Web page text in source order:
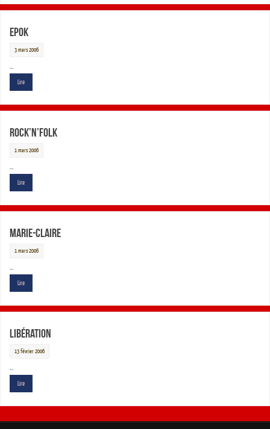
Epok
3 mars 2006
…
Lire
Rock’n’Folk
1 mars 2006
…
Lire
Marie-Claire
1 mars 2006
…
Lire
Libération
13 février 2006
…
Lire